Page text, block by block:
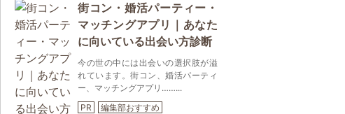
街コン・婚活パーティー・
マッチングアプリ｜あなた
に向いている出会い方診断
今の世の中には出会いの選択肢が溢
れています。街コン、婚活パーティ
ー、マッチングアプリ……...
PR
編集部おすすめ